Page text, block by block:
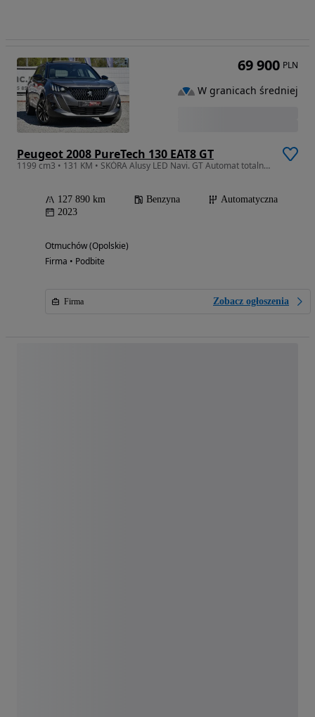
Peugeot 2008 PureTech 130 EAT8 GT
1199 cm3 • 131 KM • SKÓRA Alusy LED Navi. GT Automat totalny FULL
127 890 km Benzyna
Automatyczna
2023
Otmuchów (Opolskie)
Firma • Podbite
Firma Zobacz ogłoszenia
69 900 PLN
W granicach średniej